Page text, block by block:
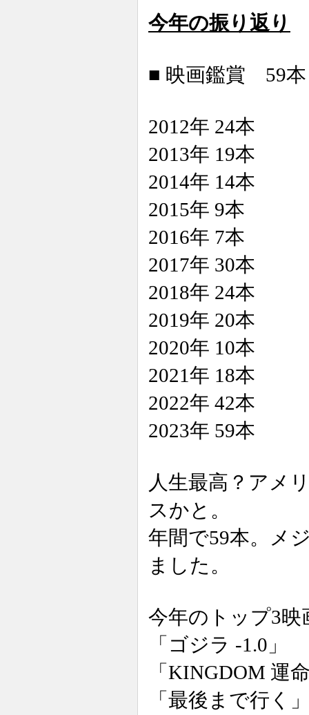
今年の振り返り
■ 映画鑑賞 59本
2012年 24本
2013年 19本
2014年 14本
2015年 9本
2016年 7本
2017年 30本
2018年 24本
2019年 20本
2020年 10本
2021年 18本
2022年 42本
2023年 59本
人生最高？アメ
スかと。
年間で59本。メ
ました。
今年のトップ3映
「ゴジラ -1.0」
「KINGDOM 運
「最後まで行く